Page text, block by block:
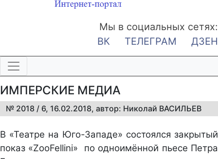
Мы в социальных сетях:
ВК
ТЕЛЕГРАМ ДЗЕН
ИМПЕРСКИЕ МЕДИА
№ 2018 / 6, 16.02.2018, автор: Николай ВАСИЛЬЕВ
В «Театре на Юго-Западе» состоялся закрытый
показ «ZooFellini» по одноимённой пьесе Петра